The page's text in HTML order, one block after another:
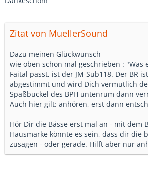
Zitat von MuellerSound
Dazu meinen Glückwunsch
wie oben schon mal geschrieben : "Was
Faital passt, ist der JM-Sub118. Der BR
abgestimmt und wird Dich vermutlich
Spaßbuckel des BPH untenrum dann
Auch hier gilt: anhören, erst dann
Hör Dir die Bässe erst mal an - mit dem
Hausmarke könnte es sein, dass dir die
zusagen - oder gerade. Hilft aber nur